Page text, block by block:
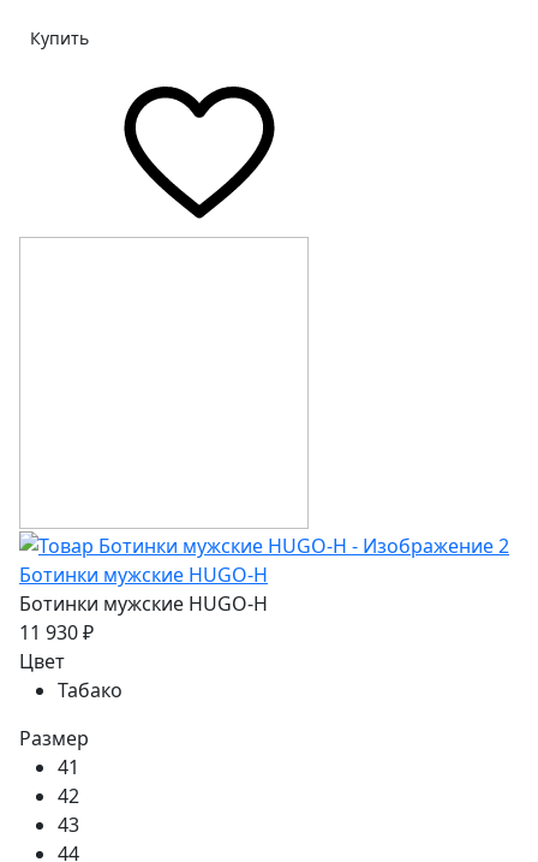
Купить
Ботинки мужские HUGO-H
Ботинки мужские HUGO-H
11 930 ₽
Цвет
Табако
Размер
41
42
43
44